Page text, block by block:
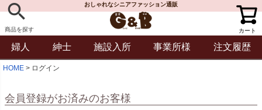
商品を探す
おしゃれなシニアファッション通販
カート
婦人 紳士 施設入所 事業所様 注文履歴
HOME ログイン
会員登録がお済みのお客様